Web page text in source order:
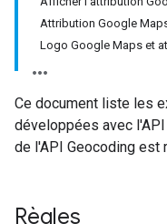
Attribution Google
Logo Google Maps et
Ce document liste les
développées avec
de l'API Geocoding est
Règles